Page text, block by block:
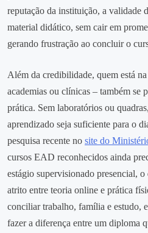
reputação da instituição, a validade
material didático, sem cair em
gerando frustração ao concluir o
Além da credibilidade, quem está
academias ou clínicas – também se
prática. Sem laboratórios ou
aprendizado seja suficiente para o
pesquisa recente no site do
cursos EAD reconhecidos ainda
estágio supervisionado presencial,
atrito entre teoria online e prática
conciliar trabalho, família e estudo,
fazer a diferença entre um diploma